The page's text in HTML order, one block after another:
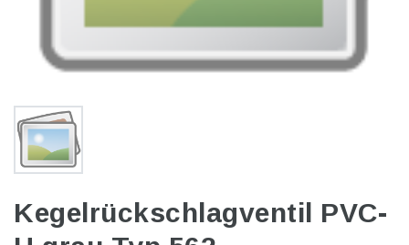
Kegelrückschlagventil PVC-